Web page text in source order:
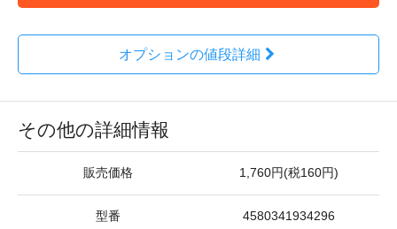
オプションの値段詳細
その他の詳細情報
販売価格 1,760円(税160円)
型番 4580341934296